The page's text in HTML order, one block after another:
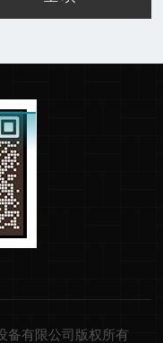
备有限公司版权所有